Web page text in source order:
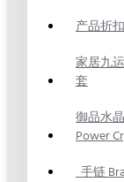
产品折
家居九
套
御品水
Power
手链